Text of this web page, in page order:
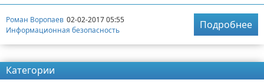
Роман Воропаев 02-02-2017 05:55
Информационная безопасность
Подробнее
Категории